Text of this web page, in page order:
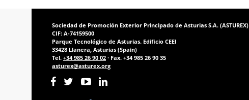
Sociedad de Promoción Exterior Principado de Asturias S.A. (ASTUREX)
CIF: A-74159500
Parque Tecnológico de Asturias. Edificio CEEI
33428 Llanera, Asturias (Spain)
Tel. +34 985 26 90 02 · Fax. +34 985 26 90 35
asturex@asturex.org